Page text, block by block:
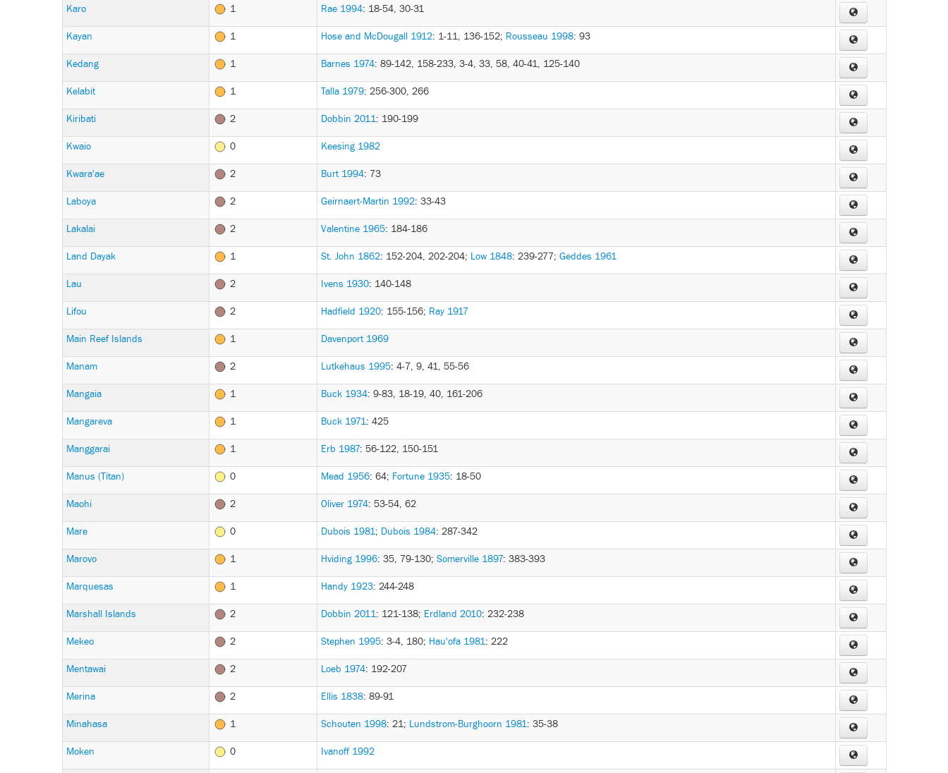
Karo 1 Rae 1994: 18-54, 30-31
Kayan 1 Hose and McDougall 1912: 1-11, 136-152; Rousseau 1998: 93
Kedang 1 Barnes 1974: 89-142, 158-233, 3-4, 33, 58, 40-41, 125-140
Kelabit 1 Talla 1979: 256-300, 266
Kiribati 2 Dobbin 2011: 190-199
Kwaio 0 Keesing 1982
Kwara'ae 2 Burt 1994: 73
Laboya 2 Geirnaert-Martin 1992: 33-43
Lakalai 2 Valentine 1965: 184-186
Land Dayak 1 St. John 1862: 152-204, 202-204; Low 1848: 239-277; Geddes 1961
Lau 2 Ivens 1930: 140-148
Lifou 2 Hadfield 1920: 155-156; Ray 1917
Main Reef Islands 1 Davenport 1969
Manam 2 Lutkehaus 1995: 4-7, 9, 41, 55-56
Mangaia 1 Buck 1934: 9-83, 18-19, 40, 161-206
Mangareva 1 Buck 1971: 425
Manggarai 1 Erb 1987: 56-122, 150-151
Manus (Titan) 0 Mead 1956: 64; Fortune 1935: 18-50
Maohi 2 Oliver 1974: 53-54, 62
Mare 0 Dubois 1981; Dubois 1984: 287-342
Marovo 1 Hviding 1996: 35, 79-130; Somerville 1897: 383-393
Marquesas 1 Handy 1923: 244-248
Marshall Islands 2 Dobbin 2011: 121-138; Erdland 2010: 232-238
Mekeo 2 Stephen 1995: 3-4, 180; Hau'ofa 1981: 222
Mentawai 2 Loeb 1974: 192-207
Merina 2 Ellis 1838: 89-91
Minahasa 1 Schouten 1998: 21; Lundstrom-Burghoorn 1981: 35-38
Moken 0 Ivanoff 1992